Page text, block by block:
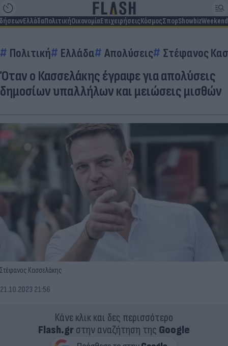
ΕλλάδαΠολιτικήΟικονομίαΕπιχειρήσειςΚόσμοςΣπορShowbizWeekend
Πολιτική Ελλάδα Απολύσεις Στέφανος
Όταν ο Κασσελάκης έγραφε για απολύσεις
δημοσίων υπαλλήλων και μειώσεις μισθών
Στέφανος Κασσελάκης
21.10.2023 21:56
Κάνε κλικ και δες περισσότερο
Flash.grστην αναζήτηση της Google